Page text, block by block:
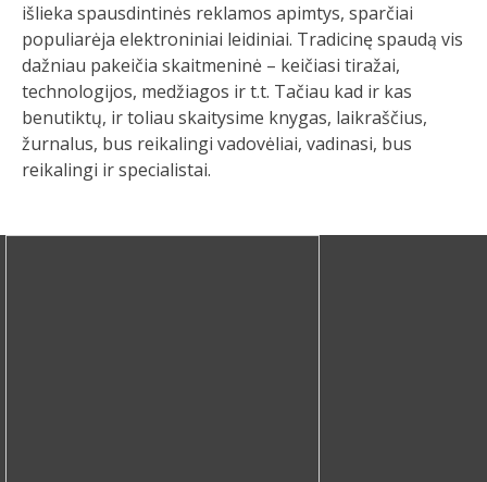
išlieka spausdintinės reklamos apimtys, sparčiai
populiarėja elektroniniai leidiniai. Tradicinę spaudą vis
dažniau pakeičia skaitmeninė – keičiasi tiražai,
technologijos, medžiagos ir t.t. Tačiau kad ir kas
benutiktų, ir toliau skaitysime knygas, laikraščius,
žurnalus, bus reikalingi vadovėliai, vadinasi, bus
reikalingi ir specialistai.